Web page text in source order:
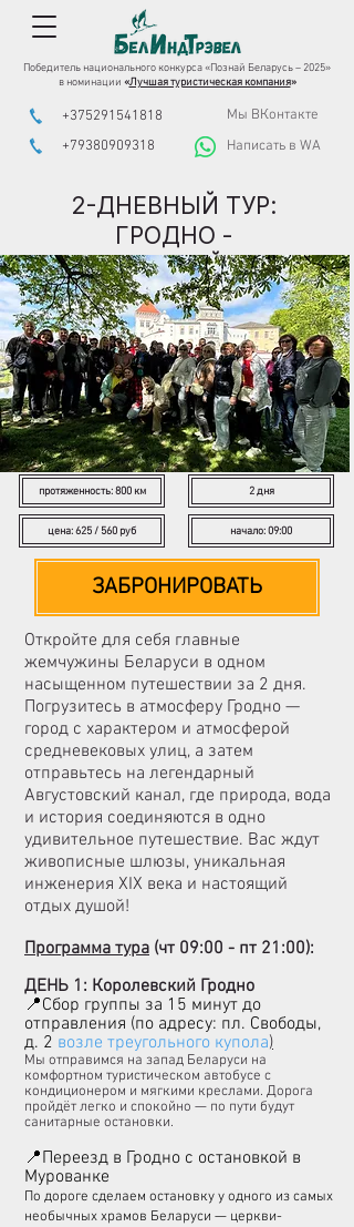
Победитель национального конкурса «Познай Беларусь – 2025»
в номинации «Лучшая туристическая компания»
+375291541818
Мы ВКонтакте
+79380909318
Написать в WA
2-ДНЕВНЫЙ ТУР:
ГРОДНО -
АВГУСТОВСКИЙ КАНАЛ
Откройте для себя главные
жемчужины Беларуси в одном
насыщенном путешествии за 2 дня.
Погрузитесь в атмосферу Гродно —
город с характером и атмосферой
средневековых улиц, а затем
отправьтесь на легендарный
Августовский канал, где природа, вода
и история соединяются в одно
удивительное путешествие. Вас ждут
живописные шлюзы, уникальная
инженерия XIX века и настоящий
отдых душой!
Программа тура (чт 09:00 - пт 21:00):
ДЕНЬ 1: Королевский Гродно
📍Сбор группы за 15 минут до
отправления (по адресу: пл. Свободы,
д. 2 возле треугольного купола)
Мы отправимся на запад Беларуси на
комфортном туристическом автобусе с
кондиционером и мягкими креслами. Дорога
пройдёт легко и спокойно — по пути будут
санитарные остановки.
📍Переезд в Гродно с остановкой в
Мурованке
По дороге сделаем остановку у одного из самых
необычных храмов Беларуси — церкви-
протяженность: 800 км 2 дня
цена: 625 / 560 руб начало: 09:00
ЗАБРОНИРОВАТЬ